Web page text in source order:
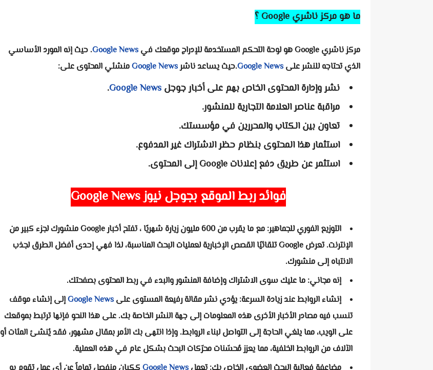
ما هو مركز ناشري Google ؟
مركز ناشري Google هو لوحة التحكم المستخدمة للإدراج موقعك في Google News. حيث إنه المورد الأساسي
الذي تحتاجه للنشر على Google News
.حيث يساعد ناشرGoogle Newsمنشئي المحتوى على:
نشر وإدارة المحتوى الخاص بهم على أخبار جوجل Google News
.
مراقبة عناصر العلامة التجارية للمنشور.
تعاون بين الكتاب والمحررين في مؤسستك.
استثمار هذا المحتوى بنظام حظر الاشتراك غير المدفوع.
استثمر عن طريق دفع إعلانات Google إلى المحتوى.
فوائد ربط الموقع بجوجل نيوز Google News
التوزيع الفوري للجماهير: مع ما يقرب من 600 مليون زيارة شهريًا ، تفتح أخبار Google منشورك لجزء كبير من
الإنترنت. تعرض Google تلقائيًا القصص الإخبارية لعمليات البحث المناسبة، لذا فهي إحدى أفضل الطرق لجذب
الانتباه إلى منشورك.
إنه مجاني: ما عليك سوى الاشتراك وإضافة المنشور والبدء في ربط المحتوى بصفحتك.
إنشاء الروابط عند زيادة السرعة: يؤدي نشر مقالة رفيعة المستوى على Google Newsإلى إنشاء موقف
تنسب فيه مصادر الأخبار الأخرى هذه المعلومات إلى جهة النشر الخاصة بك. على هذا النحو فإنها ترتبط بموقعك
على الويب، مما يلغي الحاجة إلى التواصل لبناء الروابط. وإذا انتهى بك الأمر بمقال مشهور، فقد يُنشئ المئات أو
الآلاف من الروابط الخلفية، مما يعزز مُحسّنات محرّكات البحث بشكل عام في هذه العملية.